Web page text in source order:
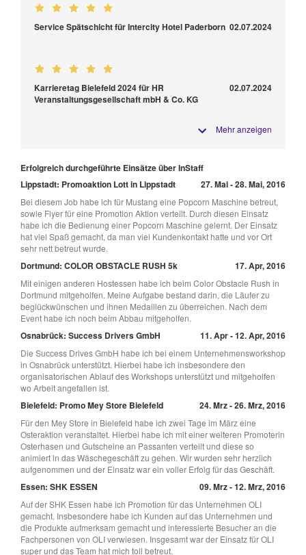
Service Spätschicht für Intercity Hotel Paderborn 02.07.2024
Karrieretag Bielefeld 2024 für HR
Veranstaltungsgesellschaft mbH & Co. KG
02.07.2024
Mehr anzeigen
Erfolgreich durchgeführte Einsätze über InStaff
Lippstadt: Promoaktion Lott in Lippstadt
27. Mai - 28. Mai, 2016
Bei diesem Job habe ich für Mustang eine Popcorn Maschine betreut,
sowie Flyer für eine Promotion Aktion verteilt. Durch diesen Einsatz
habe ich die Bedienung einer Popcorn Maschine gelernt. Der Einsatz
hat viel Spaß gemacht, da man viel Kundenkontakt hatte und vor Ort
sehr nett betreut wurde.
Dortmund: COLOR OBSTACLE RUSH 5k 17. Apr, 2016
Mit einigen anderen Hostessen habe ich beim Color Obstacle Rush in
Dortmund mitgeholfen. Meine Aufgabe bestand darin, die Läufer zu
beglückwünschen und ihnen Medaillen zu überreichen. Nach dem
Event habe ich noch beim Abbau mitgeholfen.
Osnabrück: Success Drivers GmbH 11. Apr - 12. Apr, 2016
Die Success Drives GmbH habe ich bei einem Unternehmensworkshop
in Osnabrück unterstützt. Hierbei habe ich insbesondere den
organisatorischen Ablauf des Workshops unterstützt und mitgeholfen
wo Arbeit angefallen ist.
Bielefeld: Promo Mey Store Bielefeld 24. Mrz - 26. Mrz, 2016
Für den Mey Store in Bielefeld habe ich zwei Tage im März eine
Osteraktion veranstaltet. Hierbei habe ich mit einer weiteren Promoterin
Osterhasen und Gutscheine an Passanten verteilt und diese so
animiert in das Wäschegeschäft zu gehen. Wir wurden sehr herzlich
aufgenommen und der Einsatz war ein voller Erfolg für das Geschäft.
Essen: SHK ESSEN 09. Mrz - 12. Mrz, 2016
Auf der SHK Essen habe ich Promotion für das Unternehmen OLI
gemacht. Insbesondere habe ich Kunden auf das Unternehmen und
die Produkte aufmerksam gemacht und interessierte Besucher an die
Fachpersonen von OLI verwiesen. Insgesamt war der Einsatz für OLI
super und das Team hat mich toll betreut.